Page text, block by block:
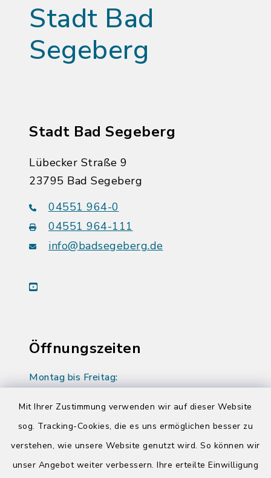
Mit Ihrer Zustimmung verwenden wir auf dieser Website
sog. Tracking-Cookies, die es uns ermöglichen besser zu
verstehen, wie unsere Website genutzt wird. So können wir
unser Angebot weiter verbessern. Ihre erteilte Einwilligung
Stadt Bad
Segeberg
Stadt Bad Segeberg
Lübecker Straße 9
23795 Bad Segeberg
04551 964-0
04551 964-111
info@badsegeberg.de
youtube
Öffnungszeiten
Montag bis Freitag:
Donnerstag zusätzlich:
14:00-17:00 Uhr